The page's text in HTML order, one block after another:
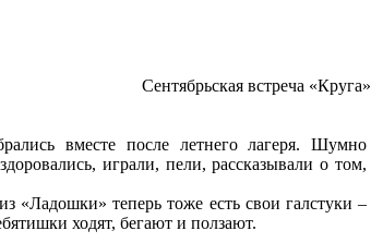
Сентябрьская встреча «Круга»
вместе после летнего лагеря. Шумно
играли, пели, рассказывали о том,
«Ладошки» теперь тоже есть свои галстуки –
ходят, бегают и ползают.